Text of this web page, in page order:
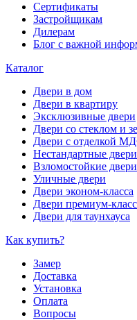
Сертификаты
Застройщикам
Дилерам
Блог с важной
Каталог
Двери в дом
Двери в квартиру
Эксклюзивные двери
Двери со стеклом и
Двери с отделкой
Нестандартные двери
Взломостойкие двери
Уличные двери
Двери эконом-класса
Двери премиум-
Двери для таунхауса
Как купить?
Замер
Доставка
Установка
Оплата
Вопросы